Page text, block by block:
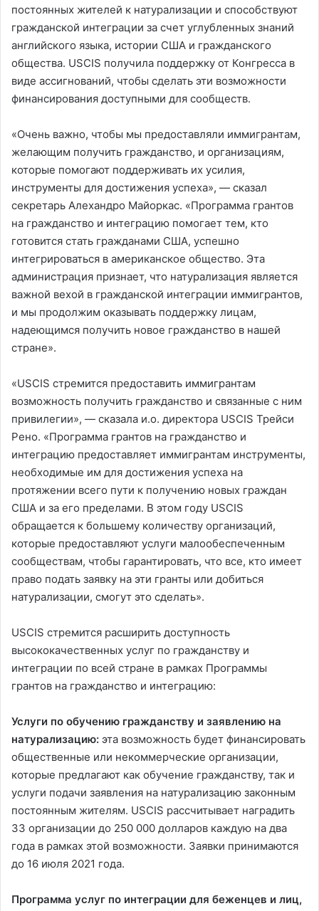
постоянных жителей к натурализации и способствуют
гражданской интеграции за счет углубленных знаний
английского языка, истории США и гражданского
общества. USCIS получила поддержку от Конгресса в
виде ассигнований, чтобы сделать эти возможности
финансирования доступными для сообществ.
«Очень важно, чтобы мы предоставляли иммигрантам,
желающим получить гражданство, и организациям,
которые помогают поддерживать их усилия,
инструменты для достижения успеха», — сказал
секретарь Алехандро Майоркас. «Программа грантов
на гражданство и интеграцию помогает тем, кто
готовится стать гражданами США, успешно
интегрироваться в американское общество. Эта
администрация признает, что натурализация является
важной вехой в гражданской интеграции иммигрантов,
и мы продолжим оказывать поддержку лицам,
надеющимся получить новое гражданство в нашей
стране».
«USCIS стремится предоставить иммигрантам
возможность получить гражданство и связанные с ним
привилегии», — сказала и.о. директора USCIS Трейси
Рено. «Программа грантов на гражданство и
интеграцию предоставляет иммигрантам инструменты,
необходимые им для достижения успеха на
протяжении всего пути к получению новых граждан
США и за его пределами. В этом году USCIS
обращается к большему количеству организаций,
которые предоставляют услуги малообеспеченным
сообществам, чтобы гарантировать, что все, кто имеет
право подать заявку на эти гранты или добиться
натурализации, смогут это сделать».
USCIS стремится расширить доступность
высококачественных услуг по гражданству и
интеграции по всей стране в рамках Программы
грантов на гражданство и интеграцию:
Услуги по обучению гражданству и заявлению на
натурализацию: эта возможность будет финансировать
общественные или некоммерческие организации,
которые предлагают как обучение гражданству, так и
услуги подачи заявления на натурализацию законным
постоянным жителям. USCIS рассчитывает наградить
33 организации до 250 000 долларов каждую на два
года в рамках этой возможности. Заявки принимаются
до 16 июля 2021 года.
Программа услуг по интеграции для беженцев и лиц,